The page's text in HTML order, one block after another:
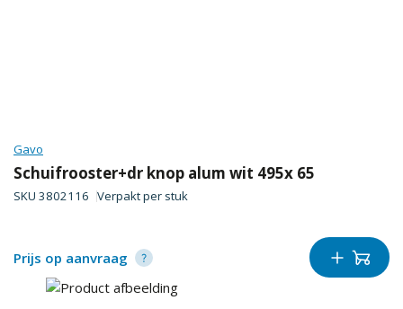
Gavo
Schuifrooster+dr knop alum wit 495x 65
SKU 3802116 Verpakt per stuk
Prijs op aanvraag